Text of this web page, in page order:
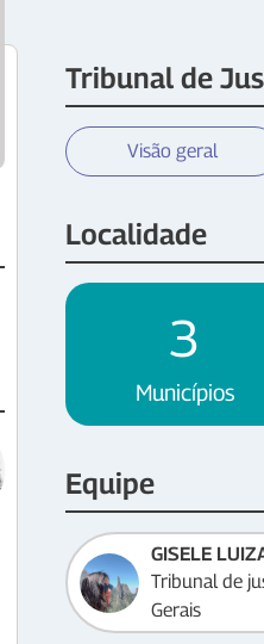
Tribunal de
Visão geral
Localidade
3
Municípios
Equipe
Tribunal de
Gerais